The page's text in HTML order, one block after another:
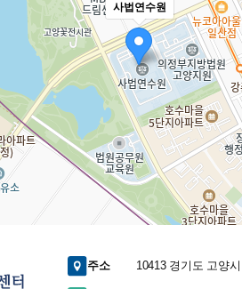
사법연수원
주소 10413 경기도 고양